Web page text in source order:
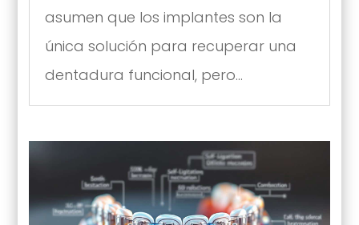
asumen que los implantes son la
única solución para recuperar una
dentadura funcional, pero...